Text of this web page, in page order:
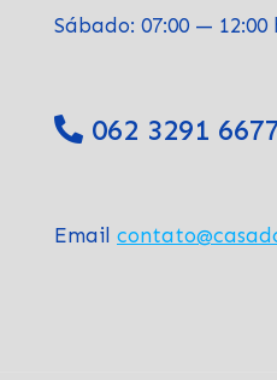
Sábado: 07:00 — 12:00
062 3291
Email